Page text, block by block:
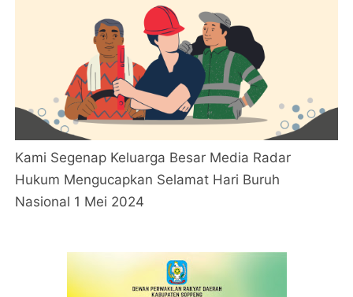
Kami Segenap Keluarga Besar Media Radar
Hukum Mengucapkan Selamat Hari Buruh
Nasional 1 Mei 2024